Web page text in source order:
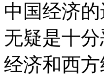
中国经济
无疑是十
经济和西